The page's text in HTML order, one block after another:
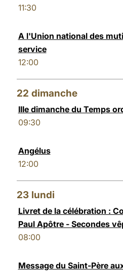
11:30
A l'Union national des
service
12:00
22 dimanche
IIIe dimanche du Temps
09:30
Angélus
12:00
23 lundi
Livret de la célébration :
Paul Apôtre - Secondes
08:00
Message du Saint-Père